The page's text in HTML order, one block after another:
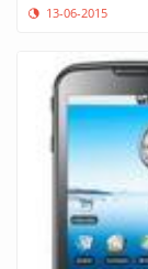
13-06-2015